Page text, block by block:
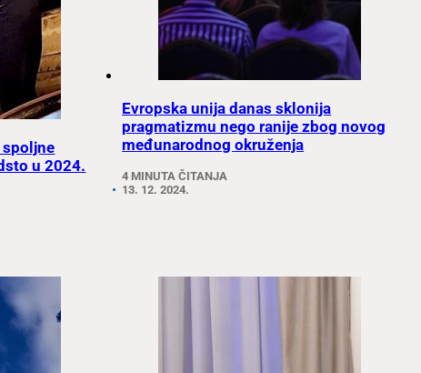
spoljne
u 2024.
Evropska unija danas sklonija
pragmatizmu nego ranije zbog novog
međunarodnog okruženja
4 MINUTA ČITANJA
13. 12. 2024.